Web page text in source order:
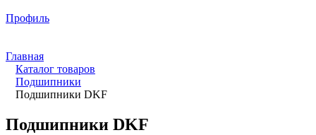
Профиль
Главная
Каталог товаров
Подшипники
Подшипники DKF
Подшипники DKF